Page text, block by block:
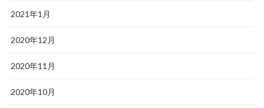
2021年1月
2020年12月
2020年11月
2020年10月